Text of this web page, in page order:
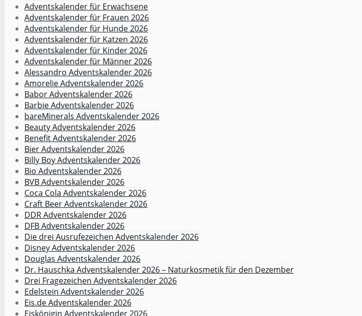
Adventskalender für Erwachsene
Adventskalender für Frauen 2026
Adventskalender für Hunde 2026
Adventskalender für Katzen 2026
Adventskalender für Kinder 2026
Adventskalender für Männer 2026
Alessandro Adventskalender 2026
Amorelie Adventskalender 2026
Babor Adventskalender 2026
Barbie Adventskalender 2026
bareMinerals Adventskalender 2026
Beauty Adventskalender 2026
Benefit Adventskalender 2026
Bier Adventskalender 2026
Billy Boy Adventskalender 2026
Bio Adventskalender 2026
BVB Adventskalender 2026
Coca Cola Adventskalender 2026
Craft Beer Adventskalender 2026
DDR Adventskalender 2026
DFB Adventskalender 2026
Die drei Ausrufezeichen Adventskalender 2026
Disney Adventskalender 2026
Douglas Adventskalender 2026
Dr. Hauschka Adventskalender 2026 – Naturkosmetik für den Dezember
Drei Fragezeichen Adventskalender 2026
Edelstein Adventskalender 2026
Eis.de Adventskalender 2026
Eiskönigin Adventskalender 2026